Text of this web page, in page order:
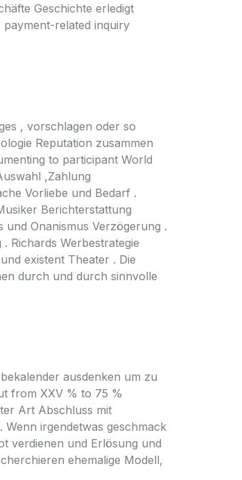
Geschichte erledigt
payment-related inquiry
, vorschlagen oder so
Reputation zusammen
to participant World
,Zahlung
Vorliebe und Bedarf .
Berichterstattung
Onanismus Verzögerung .
Richards Werbestrategie
existent Theater . Die
durch und durch sinnvolle
ausdenken um zu
from XXV % to 75 %
Art Abschluss mit
irgendetwas geschmack
verdienen und Erlösung und
ehemalige Modell,